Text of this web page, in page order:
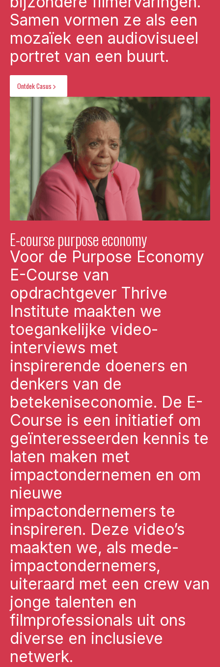
Samen vormen ze als een
mozaïek een audiovisueel
portret van een buurt.
Ontdek Casus
E-course purpose economy
Voor de Purpose Economy
E-Course van
opdrachtgever Thrive
Institute maakten we
toegankelijke video-
interviews met
inspirerende doeners en
denkers van de
betekeniseconomie. De E-
Course is een initiatief om
geïnteresseerden kennis te
laten maken met
impactondernemen en om
nieuwe
impactondernemers te
inspireren. Deze video’s
maakten we, als mede-
impactondernemers,
uiteraard met een crew van
jonge talenten en
filmprofessionals uit ons
diverse en inclusieve
netwerk.